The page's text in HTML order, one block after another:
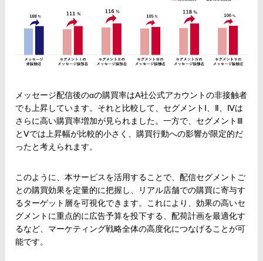
メッセージ配信後のαの購買率はA社公式アカウントの非接触者
でも上昇しています。それと比較して、セグメントⅠ、Ⅱ、Ⅳは
さらに高い購買率増加が見られました。一方で、セグメントⅢ
とⅤでは上昇幅が比較的小さく、購買行動への影響が限定的だ
ったと考えられます。
このように、本サービスを活用することで、配信セグメントご
との購買効果を定量的に把握し、リアル店舗での購買に寄与す
るターゲット層を可視化できます。これにより、効果の高いセ
グメントに重点的に広告予算を投下する、配荷計画を最適化す
るなど、マーケティング戦略全体の高度化につなげることが可
能です。